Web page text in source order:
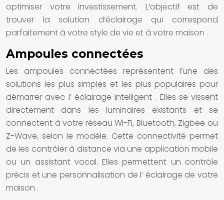
optimiser votre investissement. L’objectif est de
trouver lasolution d’éclairage qui correspond
parfaitement à votre style de vie et à votre maison .
Ampoules connectées
Les ampoules connectées représentent l’une des
solutions les plus simples et les plus populaires pour
démarrer avec l’ éclairage intelligent . Elles se vissent
directement dans les luminaires existants et se
connectent à votre réseau Wi-Fi, Bluetooth, Zigbee ou
Z-Wave, selon le modèle. Cette connectivité permet
de les contrôler à distance via une application mobile
ou un assistant vocal. Elles permettent un contrôle
précis et une personnalisation de l’ éclairage de votre
maison .